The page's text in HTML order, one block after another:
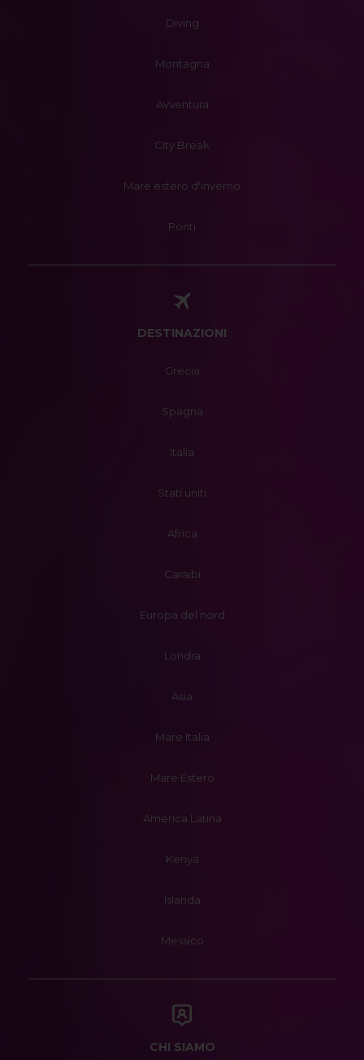
Diving
Montagna
Avventura
City Break
Mare estero d'inverno
Ponti
DESTINAZIONI
Grecia
Spagna
Italia
Stati uniti
Africa
Caraibi
Europa del nord
Londra
Asia
Mare Italia
Mare Estero
America Latina
Kenya
Islanda
Messico
CHI SIAMO